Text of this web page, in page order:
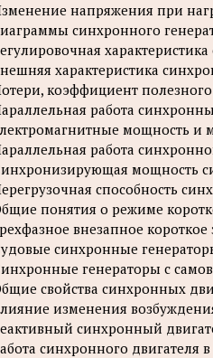
напряжения при
синхронного
характеристика
коэффициент
работа
мощность и
работа
мощность
способность
понятия о режиме
внезапное
синхронные
генераторы с
свойства синхронных
изменения
синхронный
синхронного